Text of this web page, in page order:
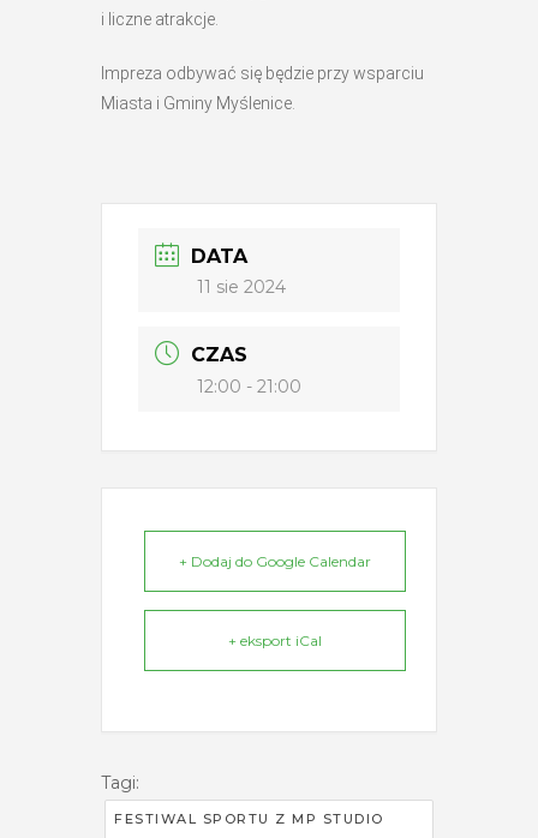
i liczne atrakcje.
Impreza odbywać się będzie przy wsparciu
Miasta i Gminy Myślenice.
DATA
11 sie 2024
CZAS
12:00 - 21:00
+ Dodaj do Google Calendar
+ eksport iCal
Tagi:
FESTIWAL SPORTU Z MP STUDIO